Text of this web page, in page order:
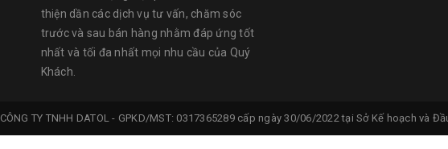
thiện dần các dịch vụ tư vấn, chăm sóc
trước và sau bán hàng nhằm đáp ứng tốt
nhất và tối đa nhất mọi nhu cầu của Quý
Khách.
CÔNG TY TNHH DATOL - GPKD/MST: 0317365289 cấp ngày 30/06/2022 tại Sở Kế hoạch và